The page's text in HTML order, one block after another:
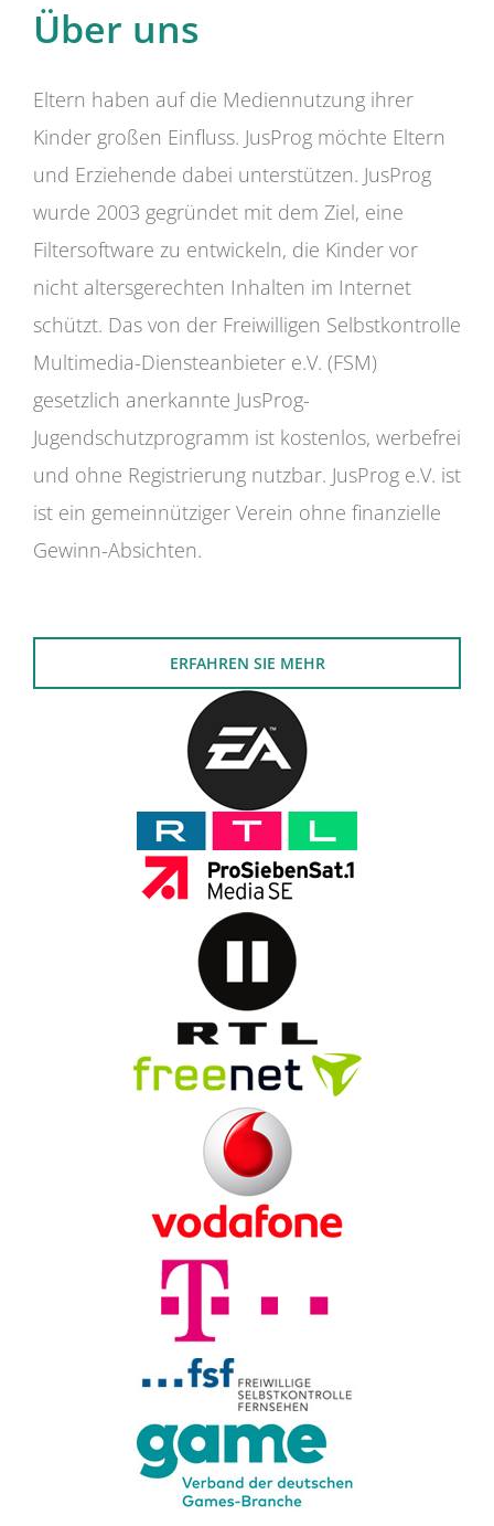
Über uns
Eltern haben auf die Mediennutzung ihrer
Kinder großen Einfluss. JusProg möchte Eltern
und Erziehende dabei unterstützen. JusProg
wurde 2003 gegründet mit dem Ziel, eine
Filtersoftware zu entwickeln, die Kinder vor
nicht altersgerechten Inhalten im Internet
schützt. Das von der Freiwilligen Selbstkontrolle
Multimedia-Diensteanbieter e.V. (FSM)
gesetzlich anerkannte JusProg-
Jugendschutzprogramm ist kostenlos, werbefrei
und ohne Registrierung nutzbar. JusProg e.V. ist
ist ein gemeinnütziger Verein ohne finanzielle
Gewinn-Absichten.
ERFAHREN SIE MEHR